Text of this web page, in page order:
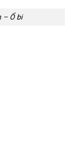
– Ổ bi